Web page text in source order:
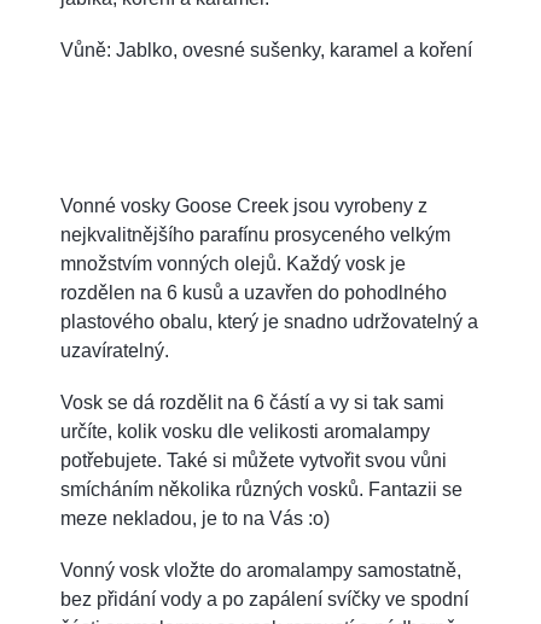
Vůně: Jablko, ovesné sušenky, karamel a koření
Vonné vosky Goose Creek jsou vyrobeny z
nejkvalitnějšího parafínu prosyceného velkým
množstvím vonných olejů. Každý vosk je
rozdělen na 6 kusů a uzavřen do pohodlného
plastového obalu, který je snadno udržovatelný a
uzavíratelný.
Vosk se dá rozdělit na 6 částí a vy si tak sami
určíte, kolik vosku dle velikosti aromalampy
potřebujete. Také si můžete vytvořit svou vůni
smícháním několika různých vosků. Fantazii se
meze nekladou, je to na Vás :o)
Vonný vosk vložte do aromalampy samostatně,
bez přidání vody a po zapálení svíčky ve spodní